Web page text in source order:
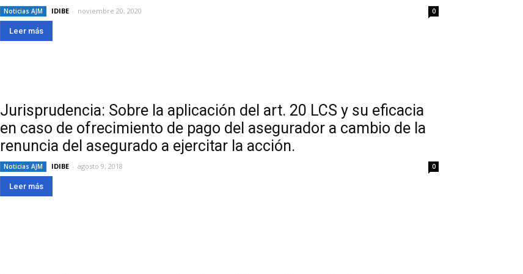
Noticias AJM IDIBE - noviembre 20, 2020 0
Leer más
Jurisprudencia: Sobre la aplicación del art. 20 LCS y su eficacia
en caso de ofrecimiento de pago del asegurador a cambio de la
renuncia del asegurado a ejercitar la acción.
Noticias AJM IDIBE - agosto 9, 2018 0
Leer más